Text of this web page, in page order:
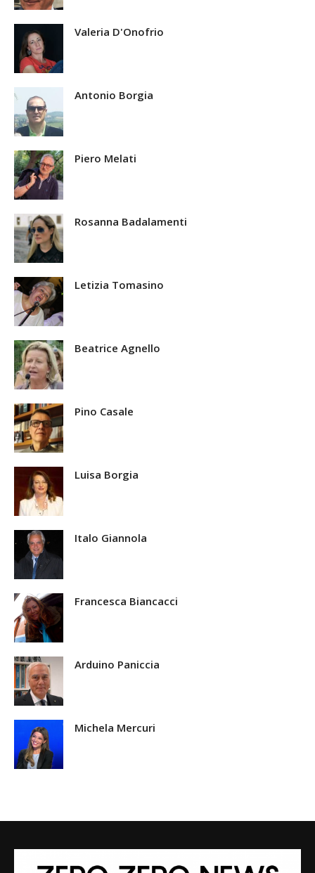
Valeria D'Onofrio
Antonio Borgia
Piero Melati
Rosanna Badalamenti
Letizia Tomasino
Beatrice Agnello
Pino Casale
Luisa Borgia
Italo Giannola
Francesca Biancacci
Arduino Paniccia
Michela Mercuri